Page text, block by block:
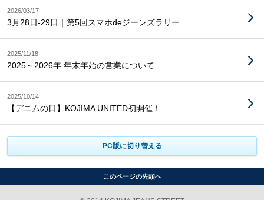
2026/03/17
3月28日-29日｜第5回スマホdeジーンズラリー
2025/11/18
2025～2026年 年末年始の営業について
2025/10/14
【デニムの日】KOJIMA UNITED初開催！
PC版に切り替える
このページの先頭へ